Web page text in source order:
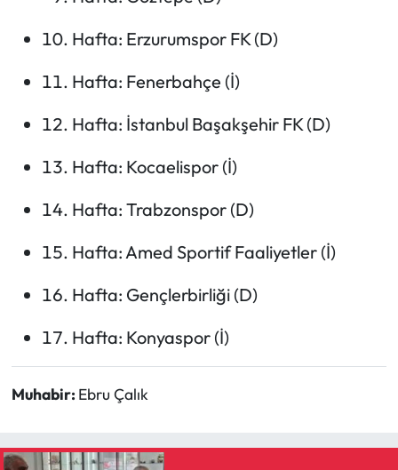
Hafta: Erzurumspor FK (D)
Hafta: Fenerbahçe (İ)
Hafta: İstanbul Başakşehir FK (D)
Hafta: Kocaelispor (İ)
Hafta: Trabzonspor (D)
Hafta: Amed Sportif Faaliyetler (İ)
Hafta: Gençlerbirliği (D)
Hafta: Konyaspor (İ)
Muhabir: Ebru Çalık